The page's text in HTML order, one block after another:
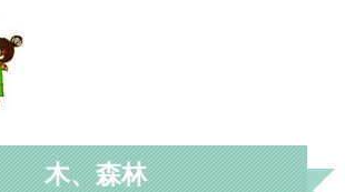
木、森林